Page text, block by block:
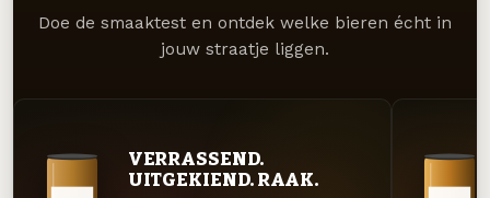
Doe de smaaktest en ontdek welke bieren écht in
jouw straatje liggen.
VERRASSEND.
UITGEKIEND. RAAK.